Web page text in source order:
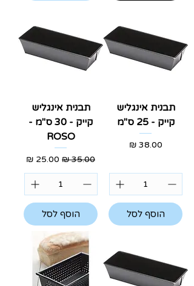
תבנית אינגליש
קייק - 25 ס"מ
מחיר
הוסף לסל
תבנית אינגליש
קייק - 30 ס"מ -
ROSO
מחיר רגיל מחיר מבצע
הוסף לסל